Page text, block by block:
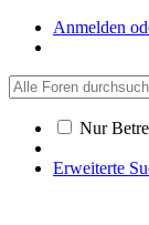
Anmelden
Nur
Erweiterte